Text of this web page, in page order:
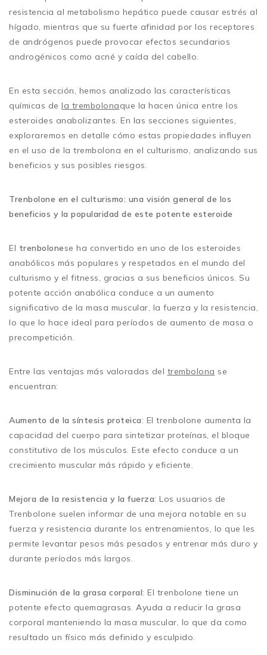
resistencia al metabolismo hepático puede causar estrés al
hígado, mientras que su fuerte afinidad por los receptores
de andrógenos puede provocar efectos secundarios
androgénicos como acné y caída del cabello.
En esta sección, hemos analizado las características
químicas de la trembolonaque la hacen única entre los
esteroides anabolizantes. En las secciones siguientes,
exploraremos en detalle cómo estas propiedades influyen
en el uso de la trembolona en el culturismo, analizando sus
beneficios y sus posibles riesgos.
Trenbolone en el culturismo: una visión general de los
beneficios y la popularidad de este potente esteroide
El trenbolonese ha convertido en uno de los esteroides
anabólicos más populares y respetados en el mundo del
culturismo y el fitness, gracias a sus beneficios únicos. Su
potente acción anabólica conduce a un aumento
significativo de la masa muscular, la fuerza y la resistencia,
lo que lo hace ideal para períodos de aumento de masa o
precompetición.
Entre las ventajas más valoradas del trembolona se
encuentran:
Aumento de la síntesis proteica: El trenbolone aumenta la
capacidad del cuerpo para sintetizar proteínas, el bloque
constitutivo de los músculos. Este efecto conduce a un
crecimiento muscular más rápido y eficiente.
Mejora de la resistencia y la fuerza: Los usuarios de
Trenbolone suelen informar de una mejora notable en su
fuerza y resistencia durante los entrenamientos, lo que les
permite levantar pesos más pesados y entrenar más duro y
durante períodos más largos.
Disminución de la grasa corporal: El trenbolone tiene un
potente efecto quemagrasas. Ayuda a reducir la grasa
corporal manteniendo la masa muscular, lo que da como
resultado un físico más definido y esculpido.